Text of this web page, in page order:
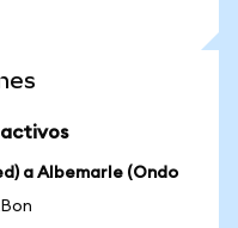
activos
a Albemarle (Ondo